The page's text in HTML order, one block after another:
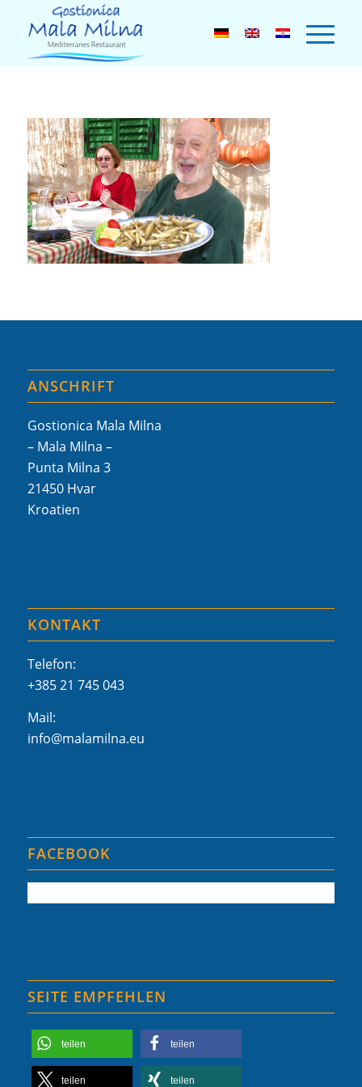
ANSCHRIFT
Gostionica Mala Milna
– Mala Milna –
Punta Milna 3
21450 Hvar
Kroatien
KONTAKT
Telefon:
+385 21 745 043
Mail:
info@malamilna.eu
FACEBOOK
SEITE EMPFEHLEN
teilen teilen
teilen teilen